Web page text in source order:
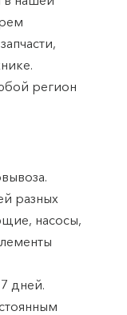
регион
разных
насосы,
дней.